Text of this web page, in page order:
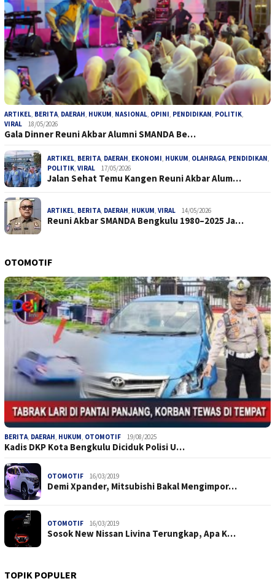
ARTIKEL BERITA DAERAH HUKUM NASIONAL OPINI PENDIDIKAN POLITIK
VIRAL
18/05/2026
Gala Dinner Reuni Akbar Alumni SMANDA Be…
ARTIKEL BERITA DAERAH EKONOMI HUKUM OLAHRAGA PENDIDIKAN
POLITIK VIRAL 17/05/2026
Jalan Sehat Temu Kangen Reuni Akbar Alum…
ARTIKEL BERITA DAERAH HUKUM VIRAL 14/05/2026
Reuni Akbar SMANDA Bengkulu 1980–2025 Ja…
OTOMOTIF
BERITA DAERAH HUKUM OTOMOTIF 19/08/2025
Kadis DKP Kota Bengkulu Diciduk Polisi U…
OTOMOTIF 16/03/2019
Demi Xpander, Mitsubishi Bakal Mengimpor…
OTOMOTIF 16/03/2019
Sosok New Nissan Livina Terungkap, Apa K…
TOPIK POPULER